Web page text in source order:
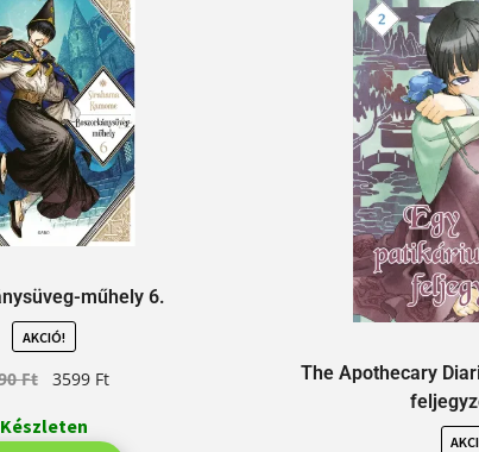
műhely 6.
AKCIÓ!
Ft 3599 Ft
Készleten
The Apothecary